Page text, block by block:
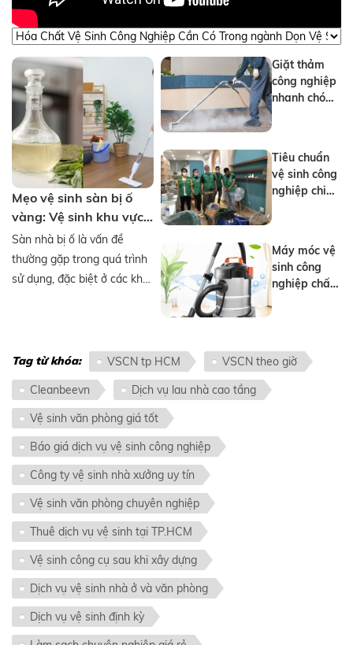
Mẹo vệ sinh sàn bị ố
vàng: Vệ sinh khu vực
sinh hoạt trong gia
đình
Sàn nhà bị ố là vấn đề
thường gặp trong quá trình
sử dụng, đặc biệt ở các khu
mất đi vẻ đẹp của ngôi nhà
mà còn gây khó chịu cho
gia chủ. Dưới đây là một số
mẹo hiệu quả giúp bạn xử lý
vấn đề này.
nghiệp nhà
Giặt thảm
công nghiệp
nhanh chóng
Tiêu chuẩn
vệ sinh công
nghiệp chi
Máy móc vệ
sinh công
nghiệp chất
Tag từ khóa:
VSCN tp HCM
VSCN theo giờ
Cleanbeevn
Dịch vụ lau nhà cao tầng
Vệ sinh văn phòng giá tốt
Báo giá dịch vụ vệ sinh công nghiệp
Công ty vệ sinh nhà xưởng uy tín
Vệ sinh văn phòng chuyên nghiệp
Thuê dịch vụ vệ sinh tại TP.HCM
Vệ sinh công cụ sau khi xây dựng
Dịch vụ vệ sinh nhà ở và văn phòng
Dịch vụ vệ sinh định kỳ